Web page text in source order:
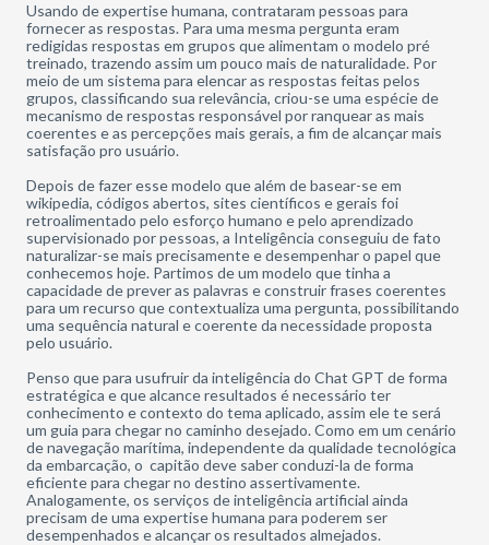
Usando de expertise humana, contrataram pessoas para
fornecer as respostas. Para uma mesma pergunta eram
redigidas respostas em grupos que alimentam o modelo pré
treinado, trazendo assim um pouco mais de naturalidade. Por
meio de um sistema para elencar as respostas feitas pelos
grupos, classificando sua relevância, criou-se uma espécie de
mecanismo de respostas responsável por ranquear as mais
coerentes e as percepções mais gerais, a fim de alcançar mais
satisfação pro usuário.
Depois de fazer esse modelo que além de basear-se em
wikipedia, códigos abertos, sites científicos e gerais foi
retroalimentado pelo esforço humano e pelo aprendizado
supervisionado por pessoas, a Inteligência conseguiu de fato
naturalizar-se mais precisamente e desempenhar o papel que
conhecemos hoje. Partimos de um modelo que tinha a
capacidade de prever as palavras e construir frases coerentes
para um recurso que contextualiza uma pergunta, possibilitando
uma sequência natural e coerente da necessidade proposta
pelo usuário.
Penso que para usufruir da inteligência do Chat GPT de forma
estratégica e que alcance resultados é necessário ter
conhecimento e contexto do tema aplicado, assim ele te será
um guia para chegar no caminho desejado. Como em um cenário
de navegação marítima, independente da qualidade tecnológica
da embarcação, o capitão deve saber conduzi-la de forma
eficiente para chegar no destino assertivamente.
Analogamente, os serviços de inteligência artificial ainda
precisam de uma expertise humana para poderem ser
desempenhados e alcançar os resultados almejados.